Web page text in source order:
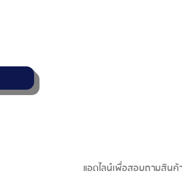
แอดไลน์เพื่อสอบถามสินค้